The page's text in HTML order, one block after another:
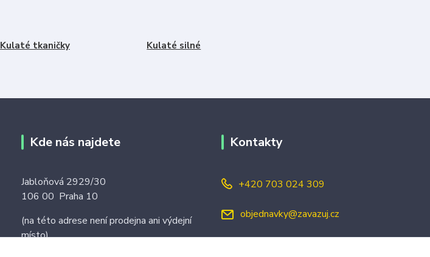
Kulaté tkaničky Kulaté silné
Kde nás najdete
Jabloňová 2929/30
106 00 Praha 10
(na této adrese není prodejna ani výdejní
místo)
Kontakty
+420 703 024 309
objednavky@zavazuj.cz